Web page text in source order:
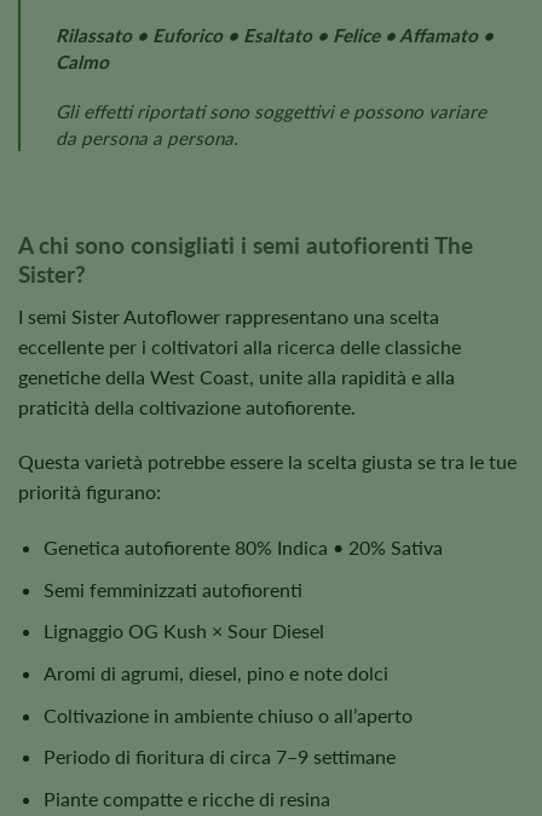
Rilassato • Euforico • Esaltato • Felice • Affamato •
Calmo
Gli effetti riportati sono soggettivi e possono variare
da persona a persona.
A chi sono consigliati i semi autofiorenti The
Sister?
I semi Sister Autoflower rappresentano una scelta
eccellente per i coltivatori alla ricerca delle classiche
genetiche della West Coast, unite alla rapidità e alla
praticità della coltivazione autofiorente.
Questa varietà potrebbe essere la scelta giusta se tra le tue
priorità figurano:
Genetica autofiorente 80% Indica • 20% Sativa
Semi femminizzati autofiorenti
Lignaggio OG Kush × Sour Diesel
Aromi di agrumi, diesel, pino e note dolci
Coltivazione in ambiente chiuso o all’aperto
Periodo di fioritura di circa 7–9 settimane
Piante compatte e ricche di resina